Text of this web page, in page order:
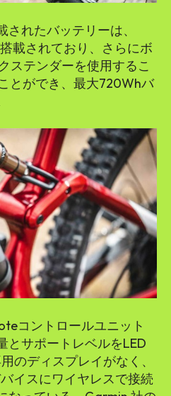
れたバッテリーは、
載されており、さらにボ
ステンダーを使用するこ
とができ、最大720Whバ
コントロールユニット
とサポートレベルをLED
のディスプレイがなく、
イスにワイヤレスで接続